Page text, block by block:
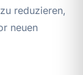
reduzieren,
neuen